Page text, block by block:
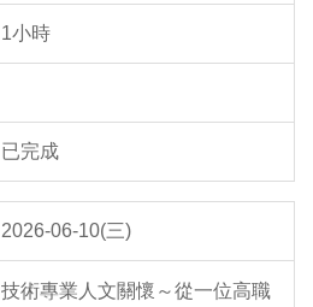
1小時
已完成
2026-06-10(三)
技術專業人文關懷～從一位高職